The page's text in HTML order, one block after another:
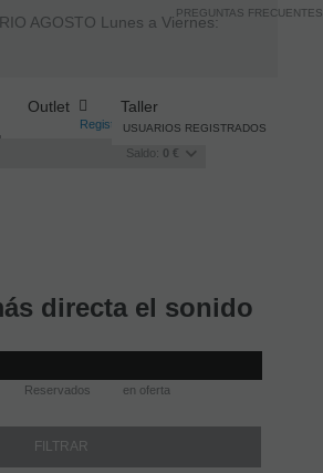
AGOSTO Lunes a Viernes:
Registro /Iniciar sesión
Saldo: 0 €
USUARIOS REGISTRADOS
Outlet Taller
directa el sonido
Reservados en oferta
PREGUNTAS FRECUENTES